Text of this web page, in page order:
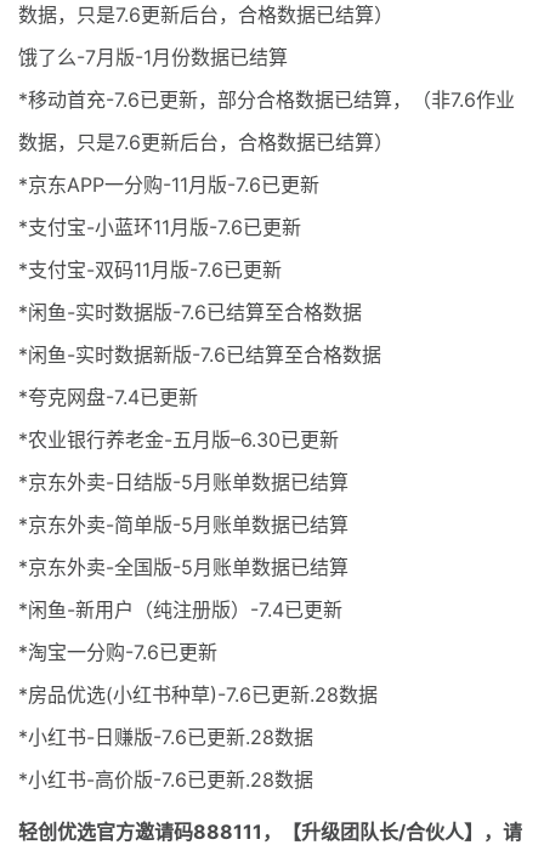
数据，只是7.6更新后台，合格数据已结算）
饿了么-7月版-1月份数据已结算
*移动首充-7.6已更新，部分合格数据已结算，（非7.6作业
数据，只是7.6更新后台，合格数据已结算）
*京东APP一分购-11月版-7.6已更新
*支付宝-小蓝环11月版-7.6已更新
*支付宝-双码11月版-7.6已更新
*闲鱼-实时数据版-7.6已结算至合格数据
*闲鱼-实时数据新版-7.6已结算至合格数据
*夸克网盘-7.4已更新
*农业银行养老金-五月版–6.30已更新
*京东外卖-日结版-5月账单数据已结算
*京东外卖-简单版-5月账单数据已结算
*京东外卖-全国版-5月账单数据已结算
*闲鱼-新用户（纯注册版）-7.4已更新
*淘宝一分购-7.6已更新
*房品优选(小红书种草)-7.6已更新.28数据
*小红书-日赚版-7.6已更新.28数据
*小红书-高价版-7.6已更新.28数据
轻创优选官方邀请码888111，【升级团队长/合伙人】，请